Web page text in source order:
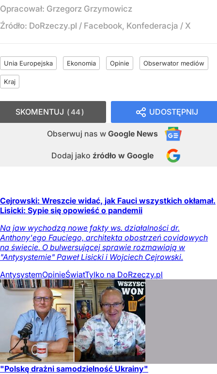
Opracował: Grzegorz Grzymowicz
Źródło: DoRzeczy.pl / Facebook, Konfederacja / X
Unia Europejska Ekonomia Opinie Obserwator mediów
Kraj
UDOSTĘPNIJ
Obserwuj nas w Google News
Dodaj jako źródło w Google
SKOMENTUJ 44
Cejrowski: Wreszcie widać, jak Fauci wszystkich okłamał.
Lisicki: Sypie się opowieść o pandemii
Na jaw wychodzą nowe fakty ws. działalności dr.
Anthony'ego Fauciego, architekta obostrzeń covidowych
na świecie. O bulwersującej sprawie rozmawiają w
"Antysystemie" Paweł Lisicki i Wojciech Cejrowski.
AntysystemOpinieŚwiatTylko na DoRzeczy.pl
"Polskę drażni samodzielność Ukrainy"